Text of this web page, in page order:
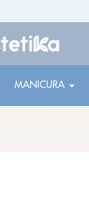
MANICURA